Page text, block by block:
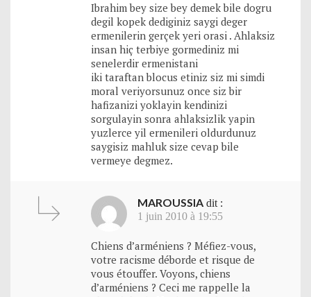
Ibrahim bey size bey demek bile dogru
degil kopek dediginiz saygi deger
ermenilerin gerçek yeri orasi . Ahlaksiz
insan hiç terbiye gormediniz mi
senelerdir ermenistani
iki taraftan blocus etiniz siz mi simdi
moral veriyorsunuz once siz bir
hafizanizi yoklayin kendinizi
sorgulayin sonra ahlaksizlik yapin
yuzlerce yil ermenileri oldurdunuz
saygisiz mahluk size cevap bile
vermeye degmez.
MAROUSSIA dit :
1 juin 2010 à 19:55
Chiens d’arméniens ? Méfiez-vous,
votre racisme déborde et risque de
vous étouffer. Voyons, chiens
d’arméniens ? Ceci me rappelle la